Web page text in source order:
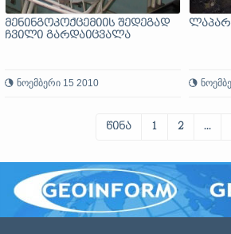
მენინგოკოქცემიის შედეგად
ჩვილი გარდაიცვალა
ნოემბერი 15 2010
წინა 1 2 ...